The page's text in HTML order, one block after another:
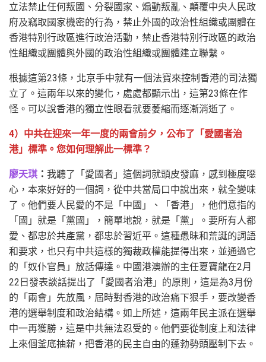
立法禁止任何叛國、分裂國家、煽動叛亂、顛覆中央人民政
府及竊取國家機密的行為，禁止外國的政治性組織或團體在
香港特別行政區進行政治活動，禁止香港特別行政區的政治
性組織或團體與外國的政治性組織或團體建立聯繫。
根據這第23條，北京手中就有一個法寶來控制香港的司法獨
立了。這兩年以來的變化，處處都顯示出，這第23條在作
怪。可以說香港的獨立性眼看就要萎縮而逐漸消逝了。
4）中共在迎來一年一度的兩會前夕，公布了「愛國者治
港」標準。您如何理解此一標準？
廖天琪 ： 我聽了「愛國者」這個詞就頭皮發麻，感到極度噁
心，本來好好的一個詞，從中共當局口中說出來，就全變味
了。他們要人民愛的不是「中國」、「香港」，他們意指的
「國」就是「黨國」，簡單地說，就是「黨」。要所有人都
愛、都忠於共產黨，都忠於習近平。這種愚昧和荒誕的詞語
和要求，也只有中共這樣的獨裁政權能提得出來，並通過它
的「奴仆官員」放話傳達。中國港澳辦的主任夏寶龍在2月
22日發表談話提出了「愛國者治港」的原則，這是為3月份
的「兩會」先放風，屆時對香港的政治痛下狠手，要改變香
港的選舉制度和政治結構。如上所述，這兩年民主派在選舉
中一再獲勝，這是中共無法忍受的。他們要從制度上和法律
上來個釜底抽薪，把香港的民主自由的蓬勃勢頭壓制下去。